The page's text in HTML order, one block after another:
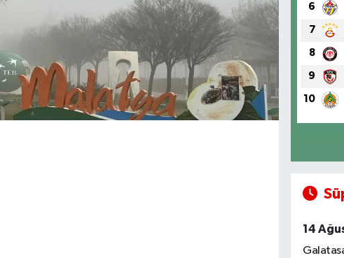
6
7
8
9
10
14